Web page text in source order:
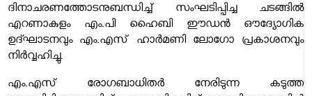
ദിനാചരണത്തോടനുബന്ധിച്ച് സംഘടിപ്പിച്ച ചടങ്ങിൽ
എറണാകുളം എം.പി ഹൈബി ഈഡൻ ഔദ്യോഗിക
ഉദ്ഘാടനവും എം.എസ് ഹാർമണി ലോഗോ പ്രകാശനവും
നിർവ്വഹിച്ചു.
എം.എസ് രോഗബാധിതർ നേരിടുന്ന കടുത്ത